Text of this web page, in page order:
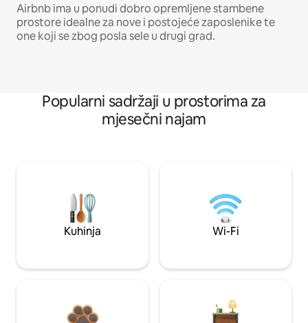
Airbnb ima u ponudi dobro opremljene stambene
prostore idealne za nove i postojeće zaposlenike te
one koji se zbog posla sele u drugi grad.
Popularni sadržaji u prostorima za
mjesečni najam
Kuhinja Wi-Fi